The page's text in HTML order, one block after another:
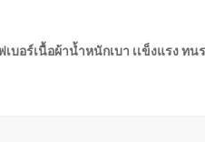
อร์เนื้อผ้าน้ำหนักเบา เเข็งแรง ท